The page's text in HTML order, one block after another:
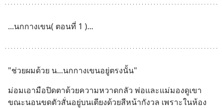
...นกกางเขน( ตอนที่ 1 )...
"ช่วยผมด้วย น...นกกางเขนอยู่ตรงนั้น"
ม่อมเอามือปิดตาด้วยความหวาดกลัว พ่อและแม่มองดูเขา
ขณะนอนขดตัวสั่นอยู่บนเตียงด้วยสีหน้ากังวล เพราะในห้อง